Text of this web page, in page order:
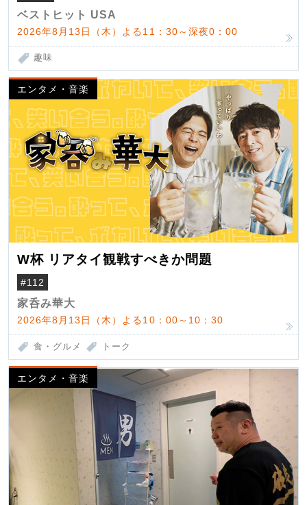
ベストヒット USA
2026年8月13日（木）よる11：30～深夜0：00
趣味
エンタメ・音楽
W杯 リアタイ観戦すべきか問題
#112
家呑み華大
2026年8月13日（木）よる10：00～10：30
食・グルメ トーク
エンタメ・音楽